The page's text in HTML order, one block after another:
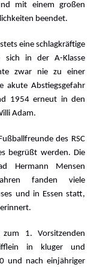
mit einem großen
beendet.
eine schlagkräftige
sich in der A-Klasse
zwar nie zu einer
akute Abstiegsgefahr
1954 erneut in den
Adam.
des RSC
begrüßt werden. Die
Hermann Mensen
fanden viele
und in Essen statt,
1. Vorsitzenden
in kluger und
und nach einjähriger